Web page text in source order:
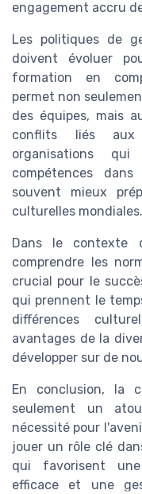
engagement accru
Les politiques de
doivent évoluer
formation en
permet non
des équipes, mais
conflits liés aux
organisations
compétences
souvent mieux
culturelles mondiales.
Dans le contexte
comprendre les
crucial pour le
qui prennent le
différences
avantages de la
développer sur de
En conclusion, la
seulement un
nécessité pour
jouer un rôle clé
qui favorisent une
efficace et une